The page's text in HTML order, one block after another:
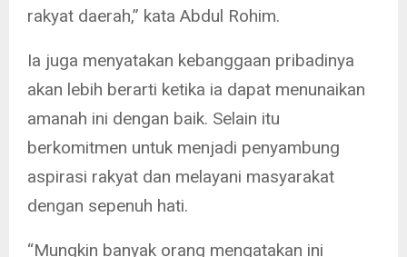
rakyat daerah,” kata Abdul Rohim.
Ia juga menyatakan kebanggaan pribadinya
akan lebih berarti ketika ia dapat menunaikan
amanah ini dengan baik. Selain itu
berkomitmen untuk menjadi penyambung
aspirasi rakyat dan melayani masyarakat
dengan sepenuh hati.
“Mungkin banyak orang mengatakan ini